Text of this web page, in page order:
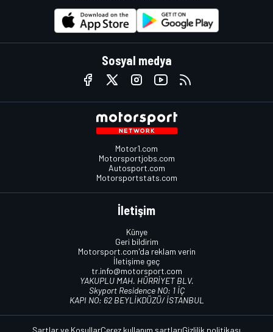
Sosyal medya
Motor1.com
Motorsportjobs.com
Autosport.com
Motorsportstats.com
İletişim
Künye
Geri bildirim
Motorsport.com'da reklam verin
İletişime geç
tr.info@motorsport.com
YAKUPLU MAH. HÜRRİYET BLV.
Skyport Residence NO: 1 İÇ
KAPI NO: 62 BEYLİKDÜZÜ/ İSTANBUL
Şartlar ve KoşullarÇerez kullanım şartlarıGizlilik politikası